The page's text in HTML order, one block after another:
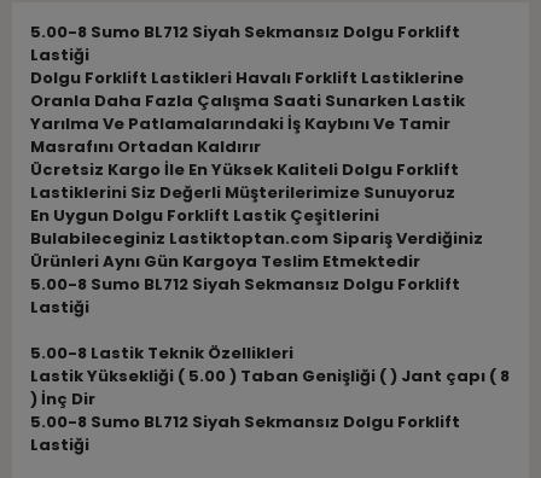
5.00-8 Sumo BL712 Siyah Sekmansız Dolgu Forklift
Lastiği
Dolgu Forklift Lastikleri Havalı Forklift Lastiklerine
Oranla Daha Fazla Çalışma Saati Sunarken Lastik
Yarılma Ve Patlamalarındaki İş Kaybını Ve Tamir
Masrafını Ortadan Kaldırır
Ücretsiz Kargo İle En Yüksek Kaliteli Dolgu Forklift
Lastiklerini Siz Değerli Müşterilerimize Sunuyoruz
En Uygun Dolgu Forklift Lastik Çeşitlerini
Bulabileceginiz Lastiktoptan.com Sipariş Verdiğiniz
Ürünleri Aynı Gün Kargoya Teslim Etmektedir
5.00-8 Sumo BL712 Siyah Sekmansız Dolgu Forklift
Lastiği
5.00-8 Lastik Teknik Özellikleri
Lastik Yüksekliği ( 5.00 ) Taban Genişliği ( ) Jant çapı ( 8
) İnç Dir
5.00-8 Sumo BL712 Siyah Sekmansız Dolgu Forklift
Lastiği